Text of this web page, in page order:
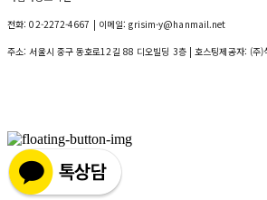
전화: 02-2272-4667 | 이메일: grisim-y@hanmail.net
주소: 서울시 중구 동호로12길 88 디오빌딩 3층| 호스팅제공자: (주)